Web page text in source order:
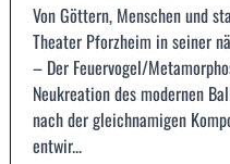
Von Göttern, Menschen und
Theater Pforzheim in seiner
– Der Feuervogel/
Neukreation des modernen
nach der gleichnamigen
entwir...